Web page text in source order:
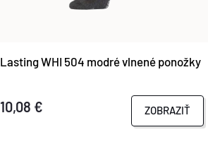
Lasting WHI 504 modré vlnené ponožky
10,08 € ZOBRAZIŤ